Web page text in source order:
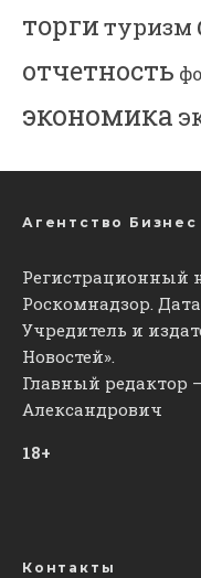
торгитуризм
отчетность
экономика
Агентство
Регистрационный
Роскомнадзор. Дата
Учредитель и
Новостей».
Главный редактор
Александрович
18+
Контакты